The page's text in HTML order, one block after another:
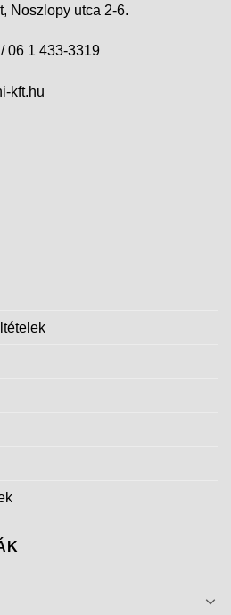
Noszlopy utca 2-6.
06 1 433-3319
kft.hu